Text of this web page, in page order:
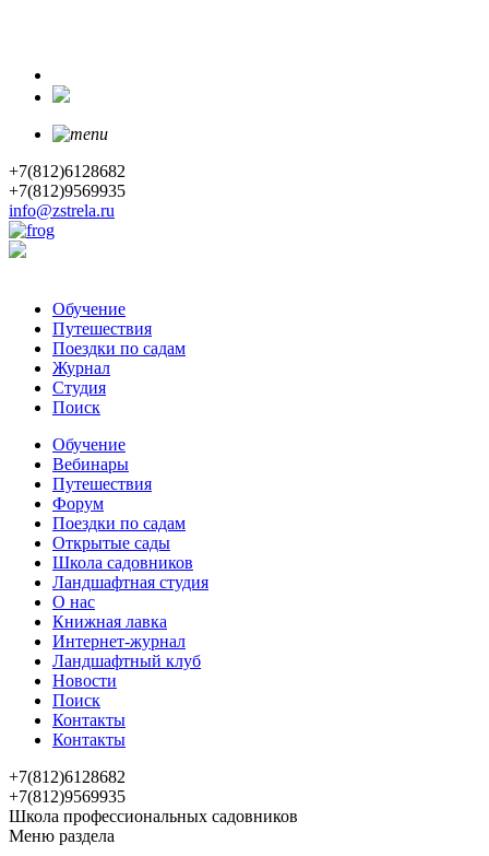
+7(812)6128682
+7(812)9569935
info@zstrela.ru
Обучение
Путешествия
Поездки по садам
Журнал
Студия
Поиск
Обучение
Вебинары
Путешествия
Форум
Поездки по садам
Открытые сады
Школа садовников
Ландшафтная студия
О нас
Книжная лавка
Интернет-журнал
Ландшафтный клуб
Новости
Поиск
Контакты
Контакты
+7(812)6128682
+7(812)9569935
Школа профессиональных садовников
Меню раздела